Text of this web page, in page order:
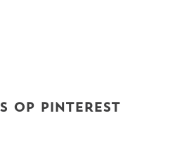
OP PINTEREST